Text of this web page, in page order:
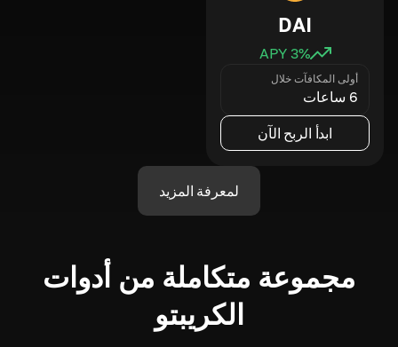
DAI
3% APY
أولى المكافآت خلال
6 ساعات
ابدأ الربح الآن
لمعرفة المزيد
مجموعة متكاملة من أدوات
الكريبتو